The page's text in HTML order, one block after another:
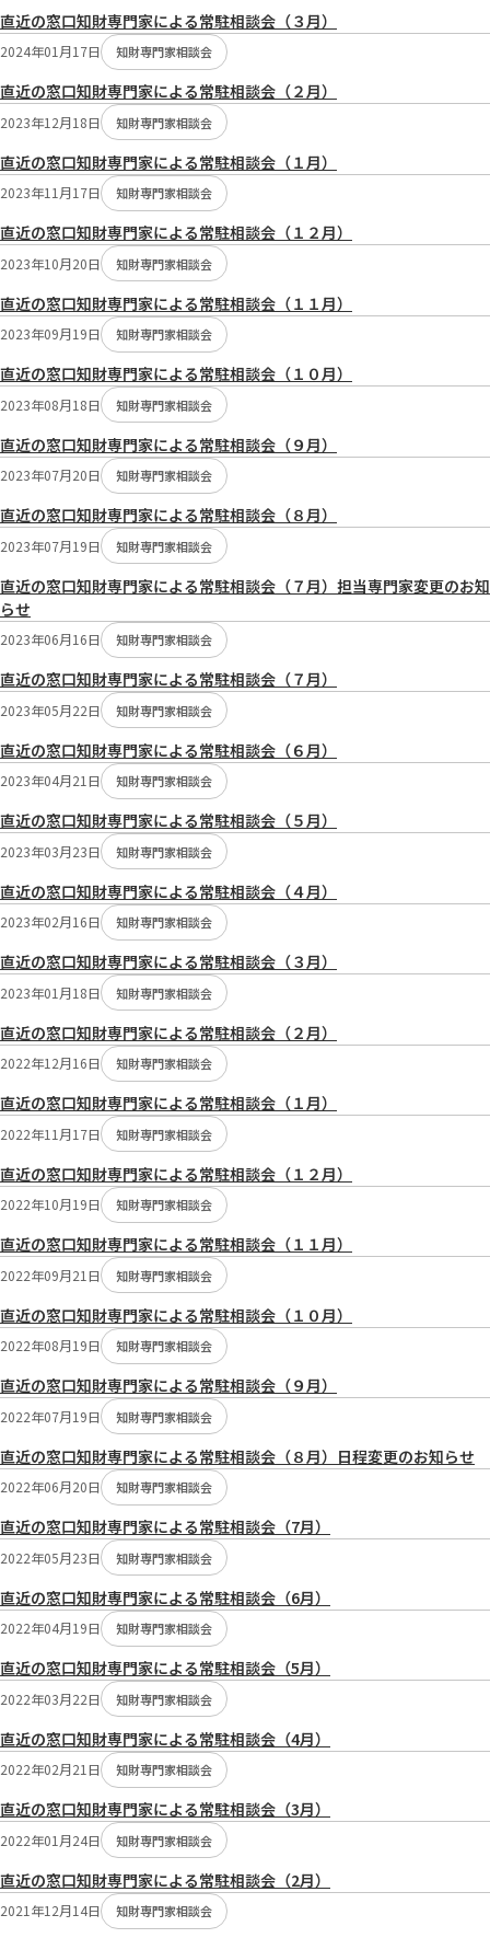
直近の窓口知財専門家による常駐相談会（３月）
2024年01月17日 知財専門家相談会
直近の窓口知財専門家による常駐相談会（２月）
2023年12月18日 知財専門家相談会
直近の窓口知財専門家による常駐相談会（１月）
2023年11月17日 知財専門家相談会
直近の窓口知財専門家による常駐相談会（１２月）
2023年10月20日 知財専門家相談会
直近の窓口知財専門家による常駐相談会（１１月）
2023年09月19日 知財専門家相談会
直近の窓口知財専門家による常駐相談会（１０月）
2023年08月18日 知財専門家相談会
直近の窓口知財専門家による常駐相談会（９月）
2023年07月20日 知財専門家相談会
直近の窓口知財専門家による常駐相談会（８月）
2023年07月19日 知財専門家相談会
直近の窓口知財専門家による常駐相談会（７月）担当専門家変更のお知
らせ
2023年06月16日 知財専門家相談会
直近の窓口知財専門家による常駐相談会（７月）
2023年05月22日 知財専門家相談会
直近の窓口知財専門家による常駐相談会（６月）
2023年04月21日 知財専門家相談会
直近の窓口知財専門家による常駐相談会（５月）
2023年03月23日 知財専門家相談会
直近の窓口知財専門家による常駐相談会（４月）
2023年02月16日 知財専門家相談会
直近の窓口知財専門家による常駐相談会（３月）
2023年01月18日 知財専門家相談会
直近の窓口知財専門家による常駐相談会（２月）
2022年12月16日 知財専門家相談会
直近の窓口知財専門家による常駐相談会（１月）
2022年11月17日 知財専門家相談会
直近の窓口知財専門家による常駐相談会（１２月）
2022年10月19日 知財専門家相談会
直近の窓口知財専門家による常駐相談会（１１月）
2022年09月21日 知財専門家相談会
直近の窓口知財専門家による常駐相談会（１０月）
2022年08月19日 知財専門家相談会
直近の窓口知財専門家による常駐相談会（９月）
2022年07月19日 知財専門家相談会
直近の窓口知財専門家による常駐相談会（８月）日程変更のお知らせ
2022年06月20日 知財専門家相談会
直近の窓口知財専門家による常駐相談会（7月）
2022年05月23日 知財専門家相談会
直近の窓口知財専門家による常駐相談会（6月）
2022年04月19日 知財専門家相談会
直近の窓口知財専門家による常駐相談会（5月）
2022年03月22日 知財専門家相談会
直近の窓口知財専門家による常駐相談会（4月）
2022年02月21日 知財専門家相談会
直近の窓口知財専門家による常駐相談会（3月）
2022年01月24日 知財専門家相談会
直近の窓口知財専門家による常駐相談会（2月）
2021年12月14日 知財専門家相談会